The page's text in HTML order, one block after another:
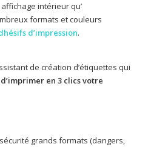
intérieur qu’
formats et couleurs
d’impression.
de création d’étiquettes qui
en 3 clics votre
grands formats (dangers,